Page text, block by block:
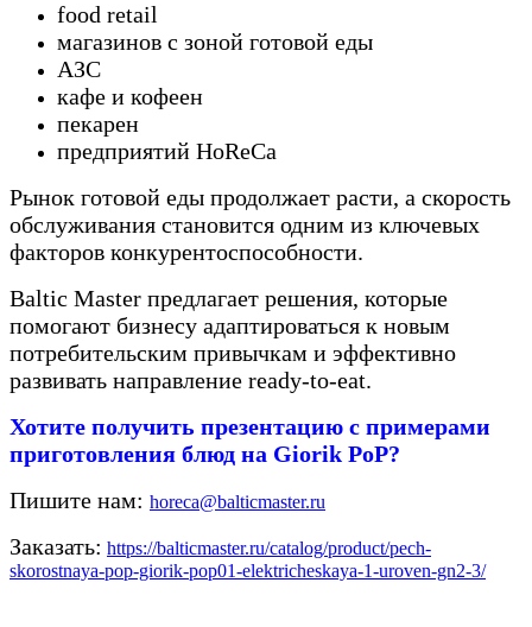
food retail
магазинов с зоной готовой еды
АЗС
кафе и кофеен
пекарен
предприятий HoReCa
Рынок готовой еды продолжает расти, а скорость
обслуживания становится одним из ключевых
факторов конкурентоспособности.
Baltic Master предлагает решения, которые
помогают бизнесу адаптироваться к новым
потребительским привычкам и эффективно
развивать направление ready-to-eat.
Хотите получить презентацию с примерами
приготовления блюд на Giorik PoP?
Пишите нам: horeca@balticmaster.ru
Заказать: https://balticmaster.ru/catalog/product/pech-
skorostnaya-pop-giorik-pop01-elektricheskaya-1-uroven-gn2-3/